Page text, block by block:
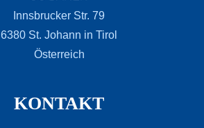
Innsbrucker Str. 79
6380 St. Johann in Tirol
Österreich
KONTAKT